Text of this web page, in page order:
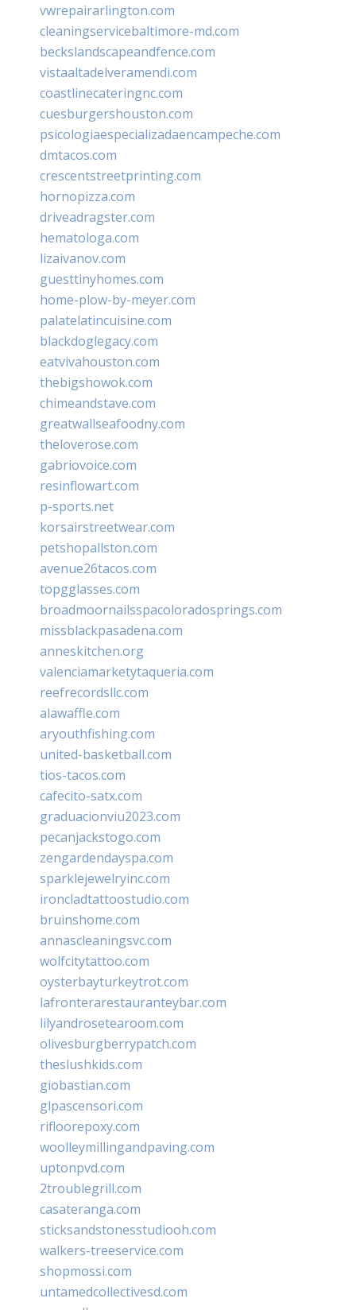
vwrepairarlington.com
cleaningservicebaltimore-md.com
beckslandscapeandfence.com
vistaaltadelveramendi.com
coastlinecateringnc.com
cuesburgershouston.com
psicologiaespecializadaencampeche.com
dmtacos.com
crescentstreetprinting.com
hornopizza.com
driveadragster.com
hematologa.com
lizaivanov.com
guesttinyhomes.com
home-plow-by-meyer.com
palatelatincuisine.com
blackdoglegacy.com
eatvivahouston.com
thebigshowok.com
chimeandstave.com
greatwallseafoodny.com
theloverose.com
gabriovoice.com
resinflowart.com
p-sports.net
korsairstreetwear.com
petshopallston.com
avenue26tacos.com
topgglasses.com
broadmoornailsspacoloradosprings.com
missblackpasadena.com
anneskitchen.org
valenciamarketytaqueria.com
reefrecordsllc.com
alawaffle.com
aryouthfishing.com
united-basketball.com
tios-tacos.com
cafecito-satx.com
graduacionviu2023.com
pecanjackstogo.com
zengardendayspa.com
sparklejewelryinc.com
ironcladtattoostudio.com
bruinshome.com
annascleaningsvc.com
wolfcitytattoo.com
oysterbayturkeytrot.com
lafronterarestauranteybar.com
lilyandrosetearoom.com
olivesburgberrypatch.com
theslushkids.com
giobastian.com
glpascensori.com
rifloorepoxy.com
woolleymillingandpaving.com
uptonpvd.com
2troublegrill.com
casateranga.com
sticksandstonesstudiooh.com
walkers-treeservice.com
shopmossi.com
untamedcollectivesd.com